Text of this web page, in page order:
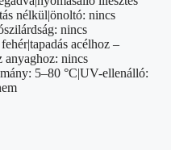
nélkül|önoltó: nincs
nincs
acélhoz –
anyaghoz: nincs
5–80 °C|UV-ellenálló: